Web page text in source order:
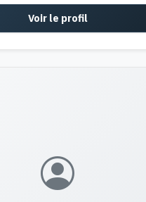
Voir le profil